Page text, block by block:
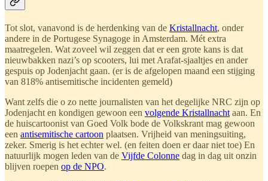
Tot slot, vanavond is de herdenking van de Kristallnacht, onder
andere in de Portugese Synagoge in Amsterdam. Mét extra
maatregelen. Wat zoveel wil zeggen dat er een grote kans is dat
nieuwbakken nazi’s op scooters, lui met Arafat-sjaaltjes en ander
gespuis op Jodenjacht gaan. (er is de afgelopen maand een stijging
van 818% antisemitische incidenten gemeld)
Want zelfs die o zo nette journalisten van het degelijke NRC zijn op
Jodenjacht en kondigen gewoon een volgende Kristallnacht aan. En
de huiscartoonist van Goed Volk bode de Volkskrant mag gewoon
een antisemitische cartoon plaatsen. Vrijheid van meningsuiting,
zeker. Smerig is het echter wel. (en feiten doen er daar niet toe) En
natuurlijk mogen leden van de Vijfde Colonne dag in dag uit onzin
blijven roepen op de NPO.